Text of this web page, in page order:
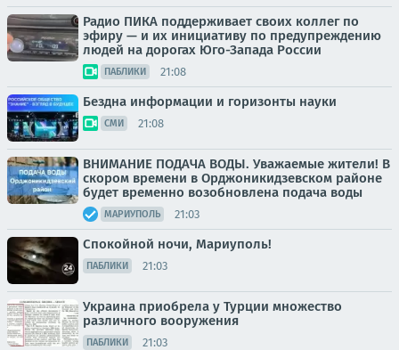
Радио ПИКА поддерживает своих коллег по
эфиру — и их инициативу по предупреждению
людей на дорогах Юго-Запада России
ПАБЛИКИ 21:08
Бездна информации и горизонты науки
СМИ 21:08
ВНИМАНИЕ ПОДАЧА ВОДЫ. Уважаемые жители! В
скором времени в Орджоникидзевском районе
будет временно возобновлена подача воды
МАРИУПОЛЬ 21:03
Спокойной ночи, Мариуполь!
ПАБЛИКИ 21:03
Украина приобрела у Турции множество
различного вооружения
ПАБЛИКИ 21:03